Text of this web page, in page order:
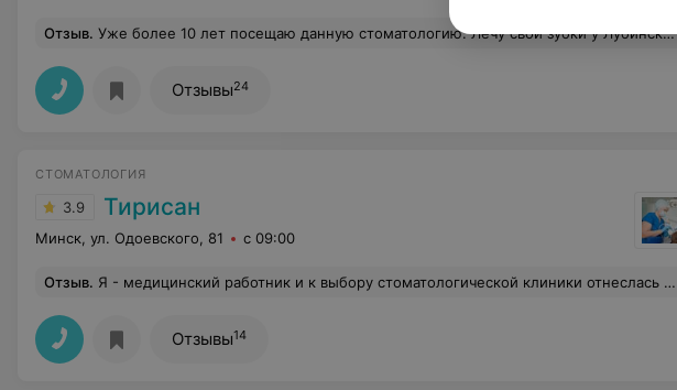
Отзыв. Уже более 10 лет посещаю данную стоматологию. Лечу свои зубки у Лубинской Юлии. Замечательный врач. Эту стоматологию рекомендовала близким. Дочка тоже довольна.
Отзывы24
СТОМАТОЛОГИЯ
3.9 Тирисан
Минск, ул. Одоевского, 81 с 09:00
Отзыв. Я - медицинский работник и к выбору стоматологической клиники отнеслась с особой тщательностью. Обратилась в медицинский центр "Тирисан" с проблемой ВНЧС ( деструкция головки ВНЧС), клинически проявляющейся дискомфортом и болями при приеме пищи и разговоре. После осмотра врачом-ортопедом Буниной Маргаритой Алексеевной было рекомендовано протезирование. На протяжении всего периода комплексного лечения чувствовалась командная работа всего персонала клиники. Подготовка к протезированию, лечение, в т.ч. под микроскопом- Самсонов Роман Михайлович, протезирование- Бунина Маргарита Алексеевна, Егор Владимирович, зубной техник- Вышников Владимир Викторович. В результате грамотного протезирования клинические проявления патологии ВНЧС купированы, в добавление- я стала обладателем яркой и здоровой улыбки! Слова благодарности вам- команде "Тирисан" за высочайший профессионализм и чуткое и внимательное отношение!!!
Отзывы14